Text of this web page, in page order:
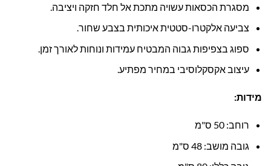
מסגרת הכסאות עשויה מתכת אל חלד חזקה ויציבה.
צביעה אלקטרו-סטטית איכותית בצבע שחור.
ספוג בצפיפות גבוה המבטיח עמידות ונוחות לאורך זמן.
עיצוב אקסקלוסיבי במחיר מפתיע.
מידות:
רוחב: 50 ס"מ
גובה מושב: 48 ס"מ